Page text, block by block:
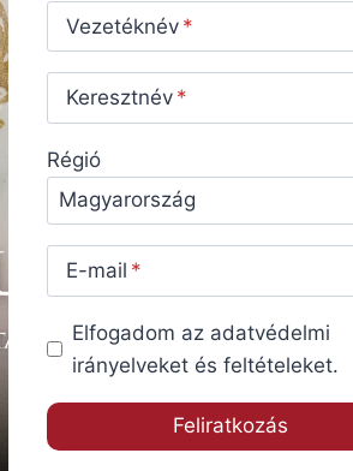
Vezetéknév
Keresztnév
Régió
E-mail
Elfogadom az adatvédelmi
irányelveket és feltételeket.